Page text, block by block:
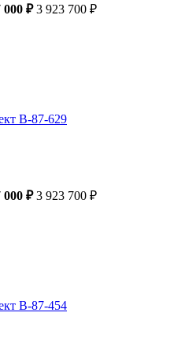
000 ₽ 3 923 700 ₽
В-87-629
000 ₽ 3 923 700 ₽
В-87-454